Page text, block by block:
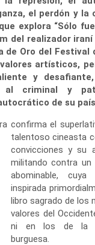
el perdón y la
explora “Sólo
del realizador
de Oro del Festival
artísticos,
y
al criminal y
de su
confirma el
talentoso cineasta
convicciones y su
militando contra un
abominable,
inspirada
libro sagrado de los
valores del
ni en los de la
burguesa.